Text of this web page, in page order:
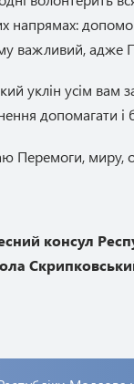
напрямах:
важливий, адже
уклін усім вам
допомагати і
Перемоги, миру,
консул